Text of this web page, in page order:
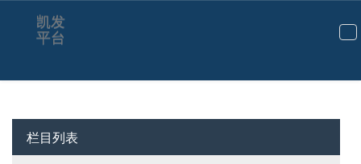
切
航
凯发
平台
栏目列表